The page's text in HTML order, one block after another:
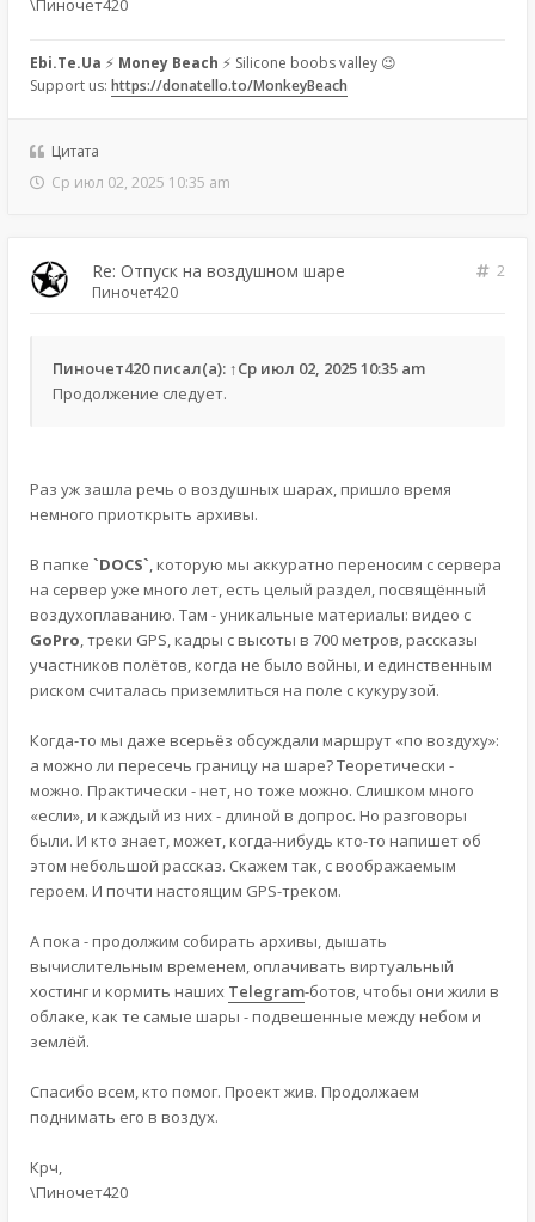
\Пиночет420
Ebi.Te.Ua ⚡ Money Beach ⚡ Silicone boobs valley 😉
Support us: https://donatello.to/MonkeyBeach
Цитата
Ср июл 02, 2025 10:35 am
Re: Отпуск на воздушном шаре
2
Пиночет420
Пиночет420писал(а): ↑Ср июл 02, 2025 10:35 am
Продолжение следует.
Раз уж зашла речь о воздушных шарах, пришло время
немного приоткрыть архивы.
В папке `DOCS`, которую мы аккуратно переносим с сервера
на сервер уже много лет, есть целый раздел, посвящённый
воздухоплаванию. Там - уникальные материалы: видео с
GoPro, треки GPS, кадры с высоты в 700 метров, рассказы
участников полётов, когда не было войны, и единственным
риском считалась приземлиться на поле с кукурузой.
Когда-то мы даже всерьёз обсуждали маршрут «по воздуху»:
а можно ли пересечь границу на шаре? Теоретически -
можно. Практически - нет, но тоже можно. Слишком много
«если», и каждый из них - длиной в допрос. Но разговоры
были. И кто знает, может, когда-нибудь кто-то напишет об
этом небольшой рассказ. Скажем так, с воображаемым
героем. И почти настоящим GPS-треком.
А пока - продолжим собирать архивы, дышать
вычислительным временем, оплачивать виртуальный
хостинг и кормить наших Telegram-ботов, чтобы они жили в
облаке, как те самые шары - подвешенные между небом и
землёй.
Спасибо всем, кто помог. Проект жив. Продолжаем
поднимать его в воздух.
Крч,
\Пиночет420